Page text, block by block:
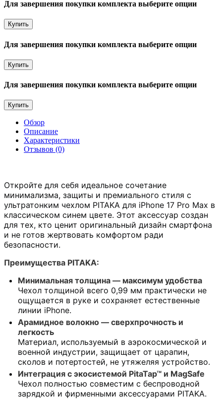
Для завершения покупки комплекта выберите опции
Купить
Для завершения покупки комплекта выберите опции
Купить
Для завершения покупки комплекта выберите опции
Купить
Обзор
Описание
Характеристики
Отзывов (0)
Откройте для себя идеальное сочетание
минимализма, защиты и премиального стиля с
ультратонким чехлом PITAKA для iPhone 17 Pro Max в
классическом синем цвете. Этот аксессуар создан
для тех, кто ценит оригинальный дизайн смартфона
и не готов жертвовать комфортом ради
безопасности.
Преимущества PITAKA:
Минимальная толщина — максимум удобства
Чехол толщиной всего 0,99 мм практически не
ощущается в руке и сохраняет естественные
линии iPhone.
Арамидное волокно — сверхпрочность и
легкость
Материал, используемый в аэрокосмической и
военной индустрии, защищает от царапин,
сколов и потертостей, не утяжеляя устройство.
Интеграция с экосистемой PitaTap™ и MagSafe
Чехол полностью совместим с беспроводной
зарядкой и фирменными аксессуарами PITAKA.